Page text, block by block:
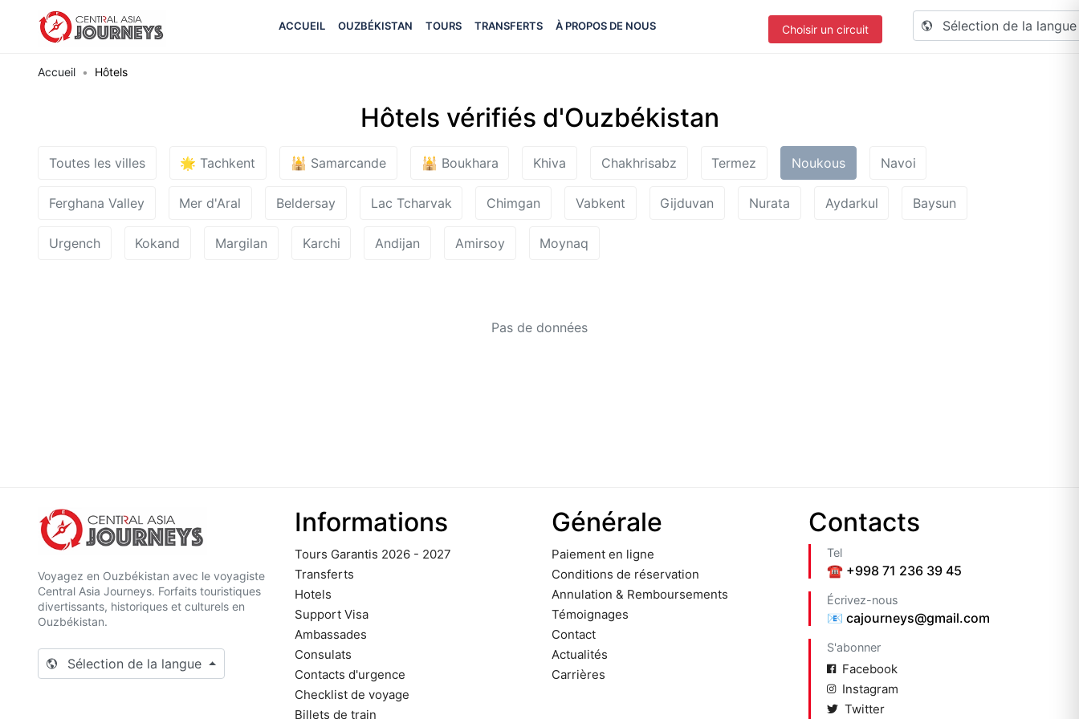
ACCUEIL OUZBÉKISTAN TOURS TRANSFERTS À PROPOS DE NOUS Choisir un circuit Sélection de la
Accueil Hôtels
Hôtels vérifiés d'Ouzbékistan
Toutes les villes 🌟 Tachkent 🕌 Samarcande 🕌 Boukhara Khiva Chakhrisabz Termez Noukous Navoi
Ferghana Valley Mer d'Aral Beldersay Lac Tcharvak Chimgan Vabkent Gijduvan Nurata Aydarkul Baysun
Urgench Kokand Margilan Karchi Andijan Amirsoy Moynaq
Pas de données
Voyagez en Ouzbékistan avec le voyagiste
Central Asia Journeys. Forfaits touristiques
divertissants, historiques et culturels en
Ouzbékistan.
Sélection de la langue
Informations
Tours Garantis 2026 - 2027
Transferts
Hotels
Support Visa
Ambassades
Consulats
Contacts d'urgence
Checklist de voyage
Billets de train
Générale
Paiement en ligne
Conditions de réservation
Annulation & Remboursements
Témoignages
Contact
Actualités
Carrières
Contacts
Tel
☎️ +998 71 236 39 45
Écrivez-nous
📧 cajourneys@gmail.com
S'abonner
Facebook
Instagram
Twitter